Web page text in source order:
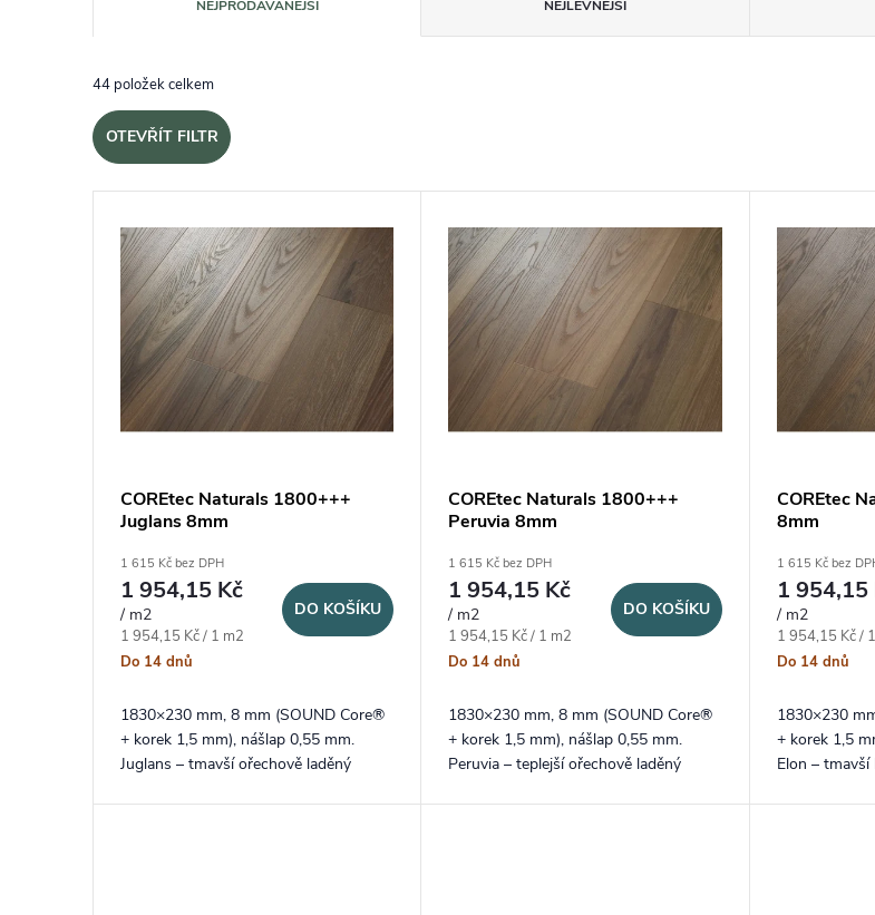
NEJPRODÁVANĚJŠÍ NEJLEVNĚJŠÍ
44 položek celkem
OTEVŘÍT FILTR
COREtec Naturals 1800+++
Juglans 8mm
1 615 Kč bez DPH
1 954,15 Kč
/ m2
Měrná cena:
1 954,15 Kč / 1 m2
Do 14 dnů
DO KOŠÍKU
1830×230 mm, 8 mm (SOUND Core®
+ korek 1,5 mm), nášlap 0,55 mm.
Juglans – tmavší ořechově laděný
COREtec Naturals 1800+++
Peruvia 8mm
1 615 Kč bez DPH
1 954,15 Kč
/ m2
Měrná cena:
1 954,15 Kč / 1 m2
Do 14 dnů
DO KOŠÍKU
1830×230 mm, 8 mm (SOUND Core®
+ korek 1,5 mm), nášlap 0,55 mm.
Peruvia – teplejší ořechově laděný
COREtec
8mm
1 615 Kč bez
1 954,15
/ m2
Měrná cena:
1 954,15 Kč /
Do 14 dnů
1830×230
+ korek 1,5
Elon –